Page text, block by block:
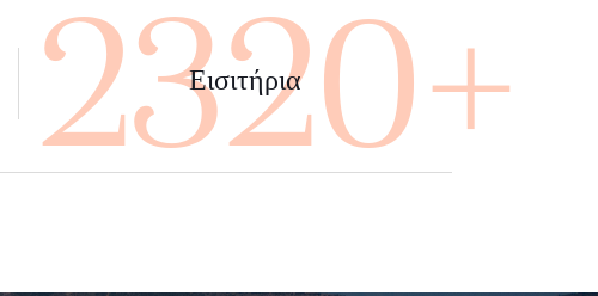
4000+
Εισιτήρια